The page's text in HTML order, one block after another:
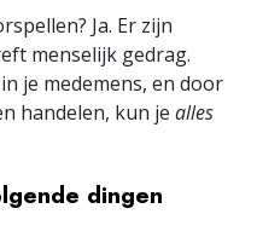
Ja. Er zijn
menselijk gedrag.
je medemens, en door
handelen, kun je alles
dingen